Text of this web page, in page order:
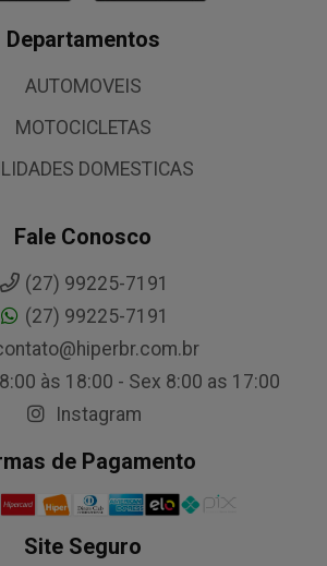
Departamentos
AUTOMOVEIS
MOTOCICLETAS
DOMESTICAS
Fale Conosco
(27) 99225-7191
(27) 99225-7191
às 18:00 - Sex 8:00 as 17:00
Instagram
de Pagamento
Site Seguro